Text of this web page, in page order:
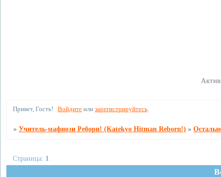
Привет, Гость! Войдите илизарегистрируйтесь
»Учитель-мафиози Реборн! (Katekyo Hitman Reborn!) »
Страница: 1